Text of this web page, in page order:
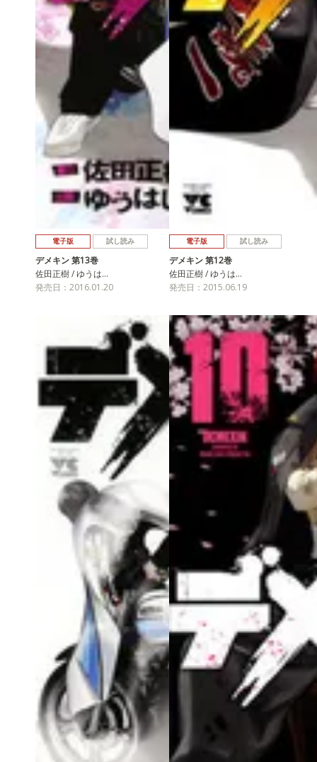
電子版 試し読み
デメキン 第13巻
佐田正樹 / ゆうは…
発売日：2016.01.20
電子版 試し読み
デメキン 第12巻
佐田正樹 / ゆうは…
発売日：2015.06.19